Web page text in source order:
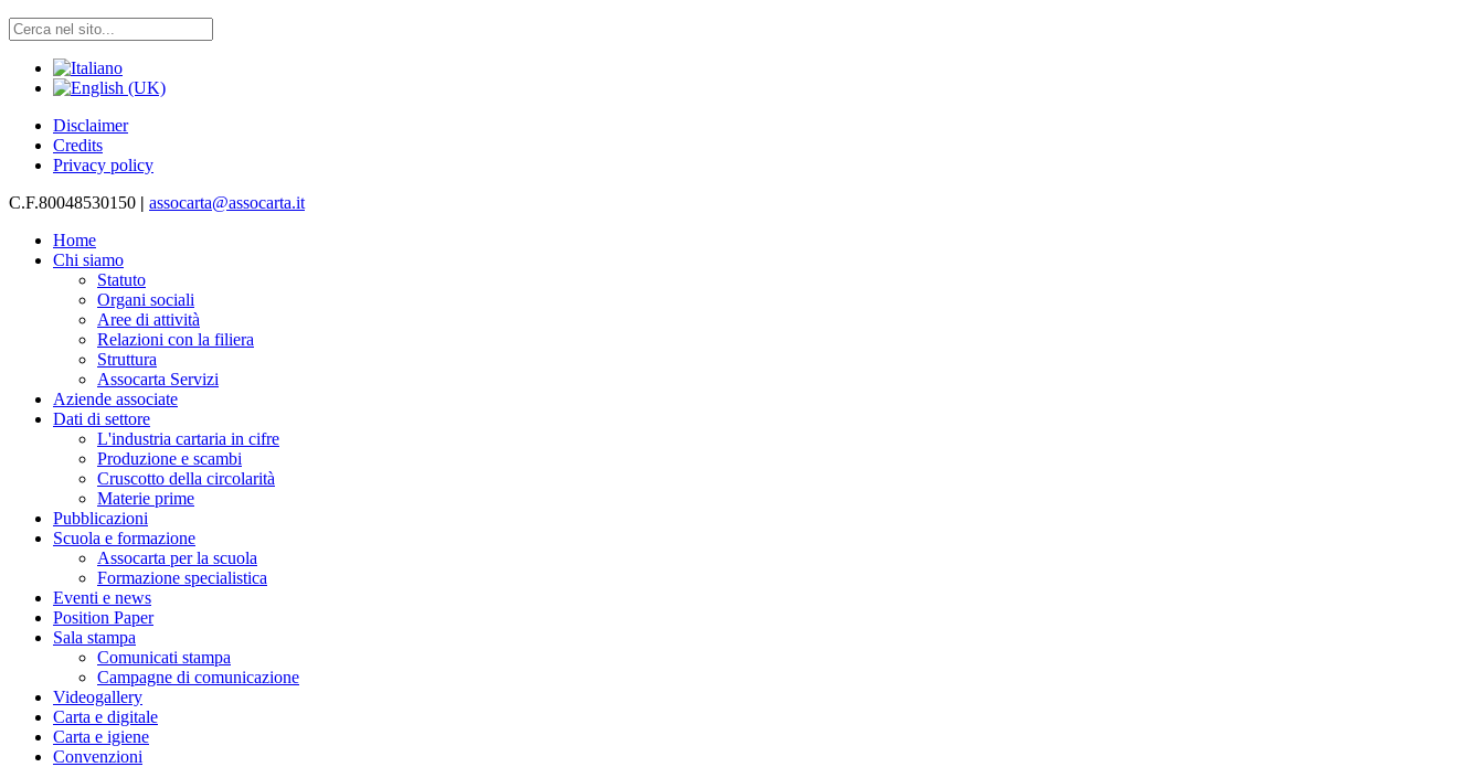
Disclaimer
Credits
Privacy policy
C.F.80048530150 | assocarta@assocarta.it
Home
Chi siamo
Statuto
Organi sociali
Aree di attività
Relazioni con la filiera
Struttura
Assocarta Servizi
Aziende associate
Dati di settore
L'industria cartaria in cifre
Produzione e scambi
Cruscotto della circolarità
Materie prime
Pubblicazioni
Scuola e formazione
Assocarta per la scuola
Formazione specialistica
Eventi e news
Position Paper
Sala stampa
Comunicati stampa
Campagne di comunicazione
Videogallery
Carta e digitale
Carta e igiene
Convenzioni